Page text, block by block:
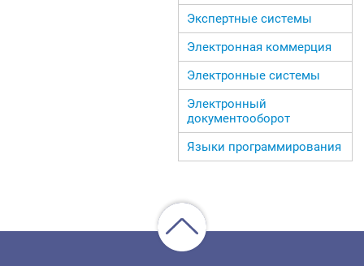
Экспертные системы
Электронная коммерция
Электронные системы
Электронный
документооборот
Языки программирования